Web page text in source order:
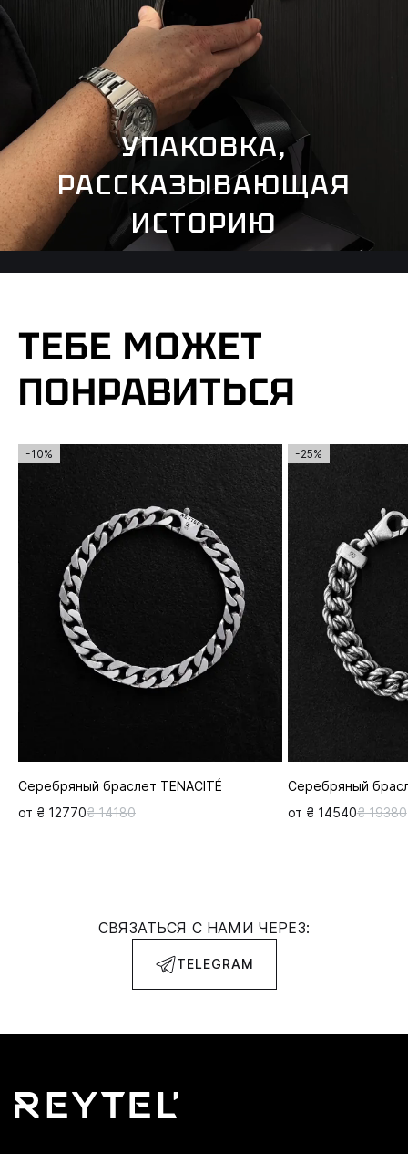
УПАКОВКА,
РАССКАЗЫВАЮЩАЯ
ИСТОРИЮ
ТЕБЕ МОЖЕТ
ПОНРАВИТЬСЯ
-10%
Серебряный браслет TENACITÉ
от ₴ 12770₴ 14180
-25%
Серебряный
от ₴ 14540₴ 19380
СВЯЗАТЬСЯ С НАМИ ЧЕРЕЗ:
TELEGRAM